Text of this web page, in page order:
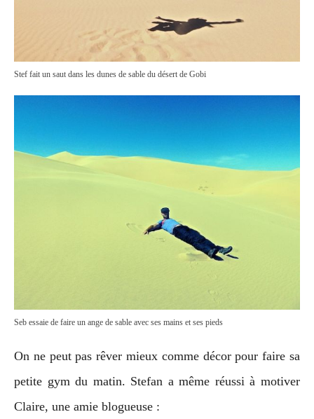
Stef fait un saut dans les dunes de sable du désert de Gobi
Seb essaie de faire un ange de sable avec ses mains et ses pieds
On ne peut pas rêver mieux comme décor pour faire sa
petite gym du matin. Stefan a même réussi à motiver
Claire, une amie blogueuse :